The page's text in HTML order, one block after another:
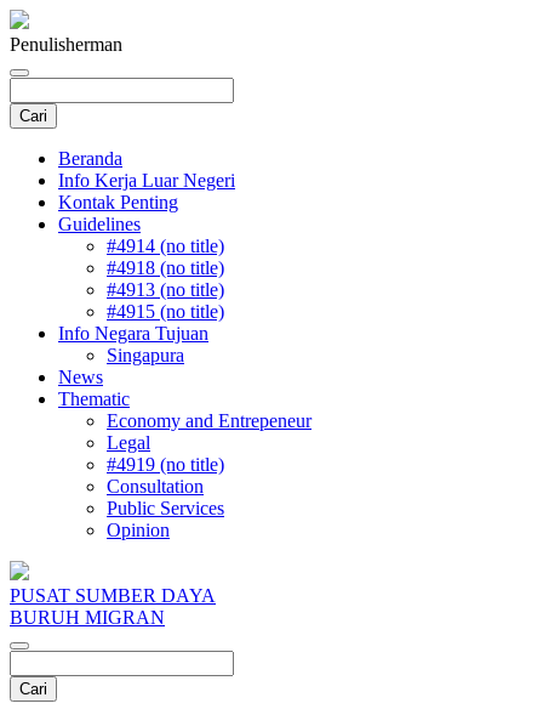
Penulisherman
Beranda
Info Kerja Luar Negeri
Kontak Penting
Guidelines
#4914 (no title)
#4918 (no title)
#4913 (no title)
#4915 (no title)
Info Negara Tujuan
Singapura
News
Thematic
Economy and Entrepeneur
Legal
#4919 (no title)
Consultation
Public Services
Opinion
PUSAT SUMBER DAYA
BURUH MIGRAN